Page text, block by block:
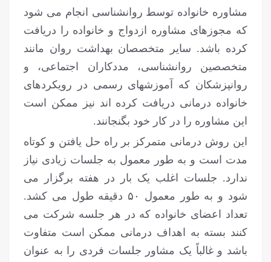
مشاوره خانواده توسط روانشناسی انجام می شود
که مجوزهای مشاوره ازدواج و خانواده را دریافت
کرده باشد. سایر متخصصان بهداشت روان مانند
متخصصین روانشناسی، مددکاران اجتماعی، و
روانپزشکان که آموزشهای رسمی در رویکردهای
خانواده درمانی دریافت کرده اند نیز ممکن است
این مشاوره را در کار خود بگنجانند.
این روش درمانی متمرکز بر راه حل یافتن و کوتاه
مدت است و به طور معمول به جلسات زیادی نیاز
ندارد. جلسات اغلب یک بار در هفته برگزار می
شود و به طور معمول ۵۰ دقیقه طول می کشد.
تعداد اعضای خانواده که در هر جلسه شرکت می
کنند بسته به اهداف درمانی ممکن است متفاوت
باشد و غالباً یک مشاور جلسات فردی را به عنوان